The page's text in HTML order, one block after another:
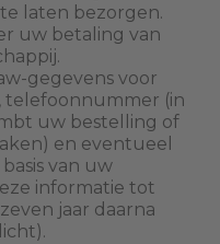
laten bezorgen.
uw betaling van
gegevens voor
telefoonnummer (in
uw bestelling of
en eventueel
van uw
informatie tot
jaar daarna